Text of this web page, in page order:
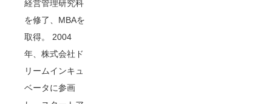
経営管理研究科
を修了、MBAを
取得。 2004
年、株式会社ド
リームインキュ
ベータに参画